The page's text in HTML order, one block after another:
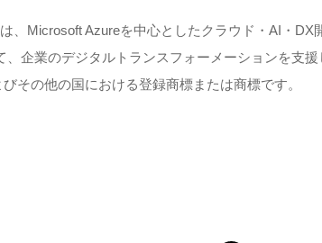
、Microsoft Azureを中心としたクラウド・AI・DX
企業のデジタルトランスフォーメーションを支援
その他の国における登録商標または商標です。